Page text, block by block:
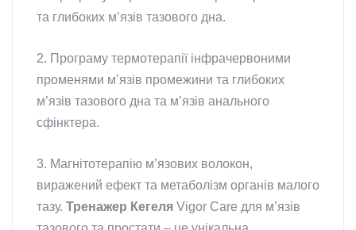
та глибоких м’язів тазового дна.
2. Програму термотерапії інфрачервоними
променями м’язів промежини та глибоких
м’язів тазового дна та м’язів анального
сфінктера.
3. Магнітотерапію м’язових волокон,
виражений ефект та метаболізм органів малого
тазу. Тренажер Кегеля Vigor Care для м’язів